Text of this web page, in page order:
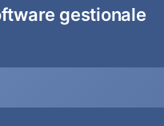
gestionale